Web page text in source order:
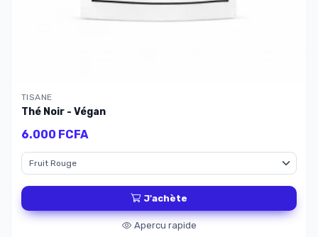
TISANE
Thé Noir - Végan
6.000 FCFA
J'achète
Apercu rapide